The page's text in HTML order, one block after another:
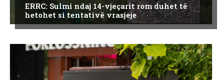
ERRC: Sulmi ndaj 14-vjeçarit rom duhet të
hetohet si tentativë vrasjeje